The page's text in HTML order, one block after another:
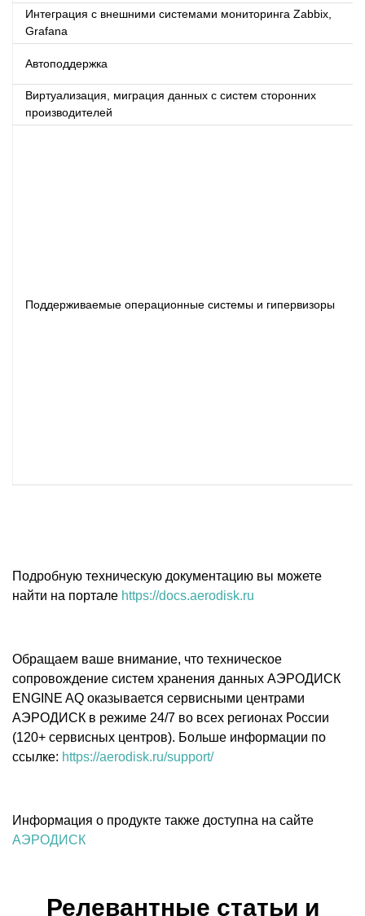
Интеграция с внешними системами мониторинга Zabbix,
Grafana
Автоподдержка
Виртуализация, миграция данных с систем сторонних
производителей
Поддерживаемые операционные системы и гипервизоры
Подробную техническую документацию вы можете
найти на портале https://docs.aerodisk.ru
Обращаем ваше внимание, что техническое
сопровождение систем хранения данных АЭРОДИСК
ENGINE AQ оказывается сервисными центрами
АЭРОДИСК в режиме 24/7 во всех регионах России
(120+ сервисных центров). Больше информации по
ссылке: https://aerodisk.ru/support/
Информация о продукте также доступна на сайте
АЭРОДИСК
Релевантные статьи и